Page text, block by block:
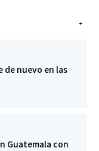
+
de nuevo en las
Guatemala con